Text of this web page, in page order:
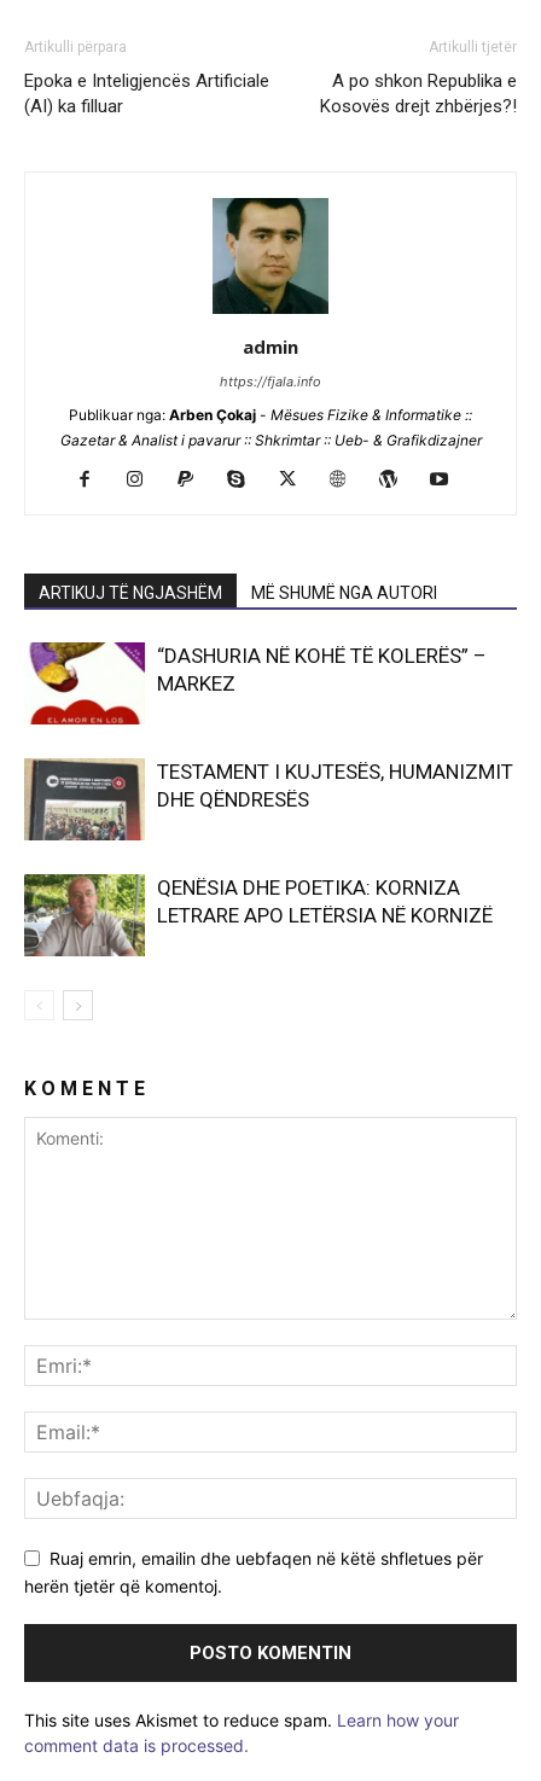
Artikulli përpara
Epoka e Inteligjencës Artificiale
(AI) ka filluar
Artikulli tjetër
A po shkon Republika e
Kosovës drejt zhbërjes?!
admin
https://fjala.info
Publikuar nga: Arben Çokaj - Mësues Fizike & Informatike ::
Gazetar & Analist i pavarur :: Shkrimtar :: Ueb- & Grafikdizajner
ARTIKUJ TË NGJASHËM MË SHUMË NGA AUTORI
“DASHURIA NË KOHË TË KOLERËS” –
MARKEZ
TESTAMENT I KUJTESËS, HUMANIZMIT
DHE QËNDRESËS
QENËSIA DHE POETIKA: KORNIZA
LETRARE APO LETËRSIA NË KORNIZË
K O M E N T E
Ruaj emrin, emailin dhe uebfaqen në këtë shfletues për
herën tjetër që komentoj.
This site uses Akismet to reduce spam. Learn how your
comment data is processed.